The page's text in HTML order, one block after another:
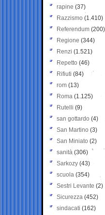
rapine (37)
Razzismo (1.410)
Referendum (200)
Regione (344)
Renzi (1.521)
Repetto (46)
Rifiuti (84)
rom (13)
Roma (1.125)
Rutelli (9)
san gottardo (4)
San Martino (3)
San Miniato (2)
sanità (306)
Sarkozy (43)
scuola (354)
Sestri Levante (2)
Sicurezza (452)
sindacati (162)